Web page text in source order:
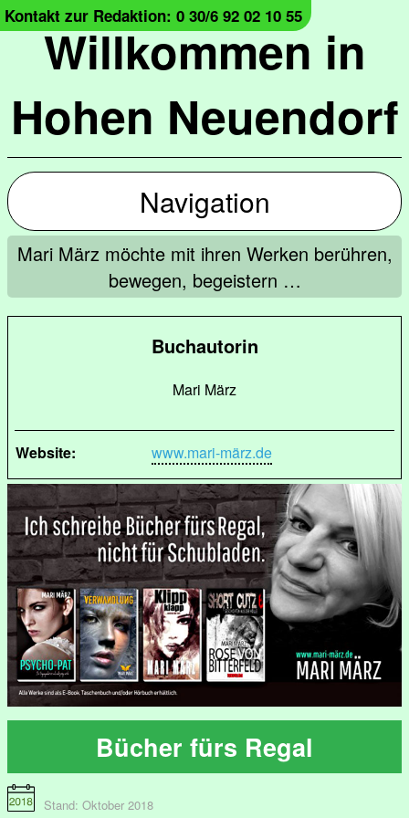
Willkommen in
Hohen Neuendorf
Kontakt zur Redaktion: 0 30/6 92 02 10 55
Navigation
Mari März möchte mit ihren Werken berühren,
bewegen, begeistern …
Buchautorin
Mari März
Website: www.mari-märz.de
Bücher fürs Regal
Stand: Oktober 2018